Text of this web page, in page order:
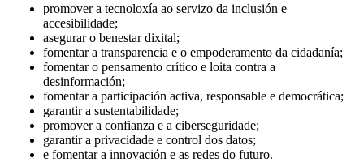
promover a tecnoloxía ao servizo da inclusión e
accesibilidade;
asegurar o benestar dixital;
fomentar a transparencia e o empoderamento da cidadanía;
fomentar o pensamento crítico e loita contra a
desinformación;
fomentar a participación activa, responsable e democrática;
garantir a sustentabilidade;
promover a confianza e a ciberseguridade;
garantir a privacidade e control dos datos;
e fomentar a innovación e as redes do futuro.